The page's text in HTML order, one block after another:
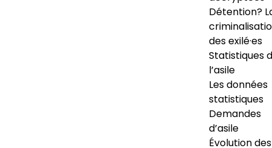
Détention?
des exilé·es
Statistiques
l’asile
Les données
statistiques
Demandes
d’asile
Évolution des